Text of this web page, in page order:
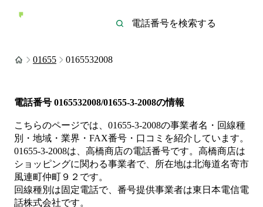
01655 0165532008
電話番号 0165532008/01655-3-2008の情報
こちらのページでは、 01655-3-2008の事業者名・回線種
別・地域・業界・FAX番号・口コミを紹介しています。
01655-3-2008は、 高橋商店の電話番号です。 高橋商店は
ショッピングに関わる事業者で、所在地は北海道名寄市
風連町仲町９２ です。
回線種別は固定電話で、番号提供事業者は東日本電信電
話株式会社です。